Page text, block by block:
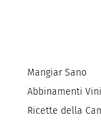
Mangiar Sano
Abbinamenti
Ricette della